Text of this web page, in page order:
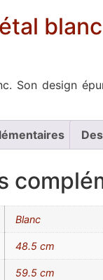
blanc
Son design
Blanc
48.5 cm
59.5 cm